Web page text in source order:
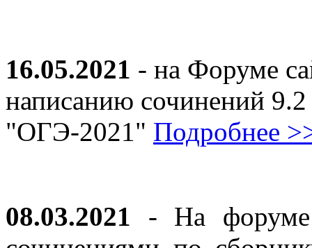
16.05.2021 - на Форуме
написанию сочинений
"ОГЭ-2021" Подробнее
08.03.2021 - На форуме